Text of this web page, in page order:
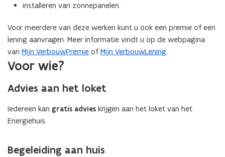
installeren van zonnepanelen.
Voor meerdere van deze werken kunt u ook een premie of een
lening aanvragen. Meer informatie vindt u op de webpagina
van Mijn VerbouwPremie ofMijn VerbouwLening.
Voor wie?
Advies aan het loket
Iedereen kan gratis advies krijgen aan het loket van het
Energiehuis.
Begeleiding aan huis